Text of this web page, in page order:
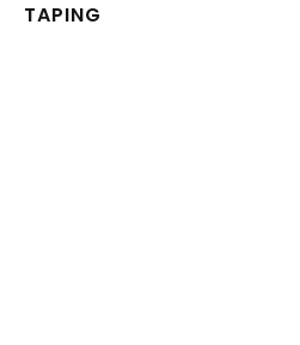
TAPING